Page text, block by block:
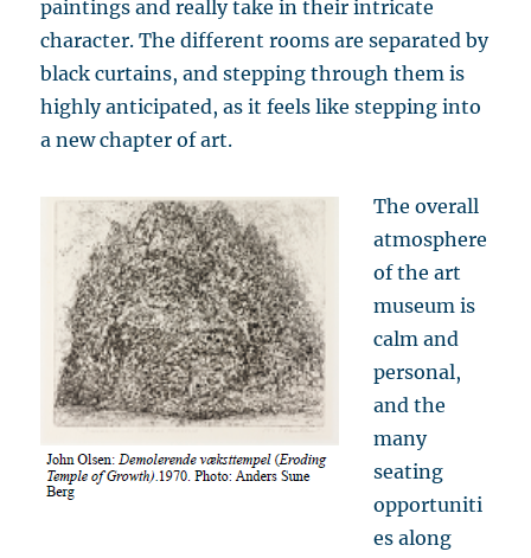
paintings and really take in their intricate
character. The different rooms are separated by
black curtains, and stepping through them is
highly anticipated, as it feels like stepping into
a new chapter of art.
The overall
atmosphere
of the art
museum is
calm and
personal,
and the
many
seating
opportuniti
es along